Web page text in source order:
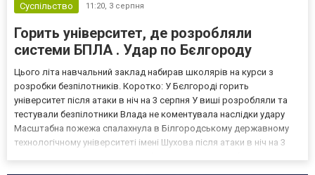
Суспільство 11:20, 3 серпня
Горить університет, де розробляли
системи БПЛА . Удар по Бєлгороду
Цього літа навчальний заклад набирав школярів на курси з
розробки безпілотників. Коротко: У Бєлгороді горить
університет після атаки в ніч на 3 серпня У виші розробляли та
тестували безпілотники Влада не коментувала наслідки удару
Масштабна пожежа спалахнула в Білгородському державному
технологічному університеті імені Шухова після атаки в ніч на 3